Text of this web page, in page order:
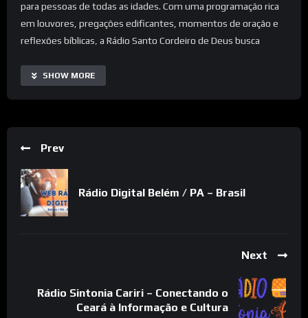
para pessoas de todas as idades. Com uma programação rica
em louvores, pregações edificantes, momentos de oração e
reflexões bíblicas, a Rádio Santo Cordeiro de Deus busca
positivas no dia a dia.
graça divina se faz presente a cada nota e palavra transmitida.
Sintonize-se e deixe que o Santo Cordeiro de Deus guie seus
passos através do poder da música e da palavra!
SHOW MORE
Prev
Rádio Digital Belém / PA – Brasil
Next
Rádio Sintonia Cariri – Conectando o
Ceará à Informação e Cultura